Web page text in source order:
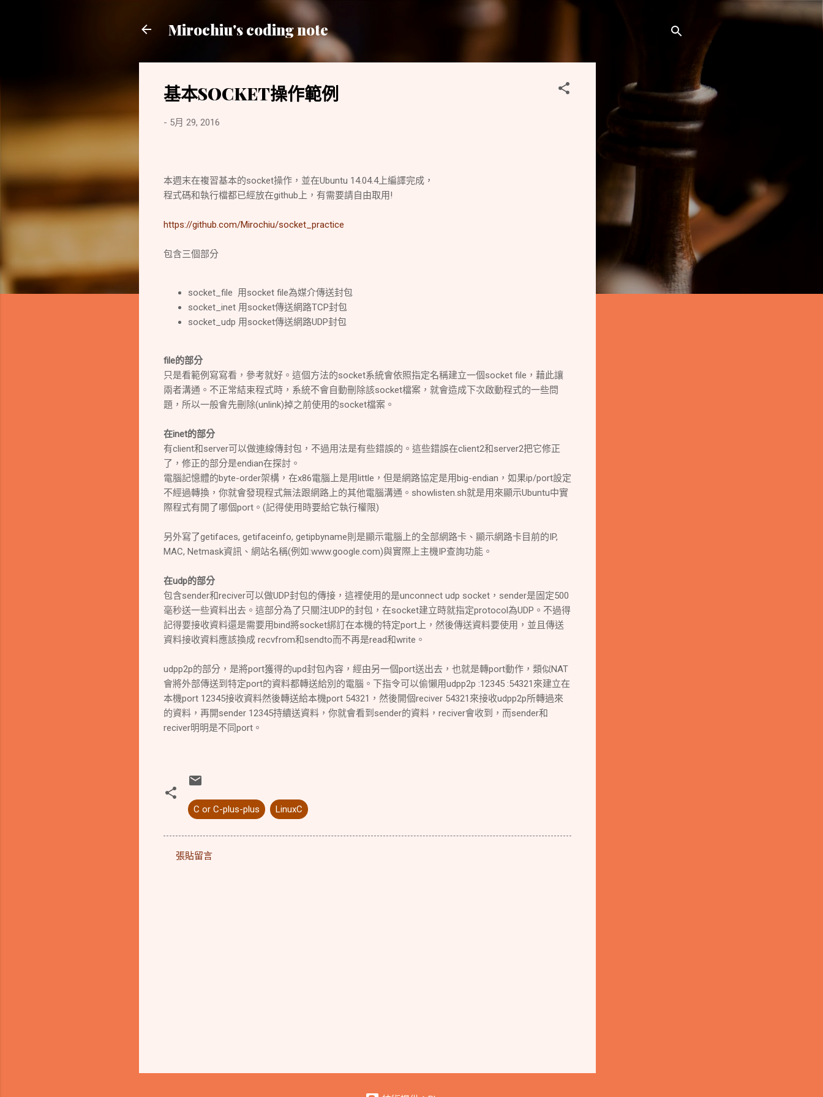
Mirochiu's coding note
基本SOCKET操作範例
- 5月 29, 2016
本週末在複習基本的socket操作，並在Ubuntu 14.04.4上編譯完成，
程式碼和執行檔都已經放在github上，有需要請自由取用!
https://github.com/Mirochiu/socket_practice
包含三個部分
socket_file 用socket file為媒介傳送封包
socket_inet 用socket傳送網路TCP封包
socket_udp 用socket傳送網路UDP封包
file的部分
只是看範例寫寫看，參考就好。這個方法的socket系統會依照指定名稱建立一個socket file，藉此讓
兩者溝通。不正常結束程式時，系統不會自動刪除該socket檔案，就會造成下次啟動程式的一些問
題，所以一般會先刪除(unlink)掉之前使用的socket檔案。
在inet的部分
有client和server可以做連線傳封包，不過用法是有些錯誤的。這些錯誤在client2和server2把它修正
了，修正的部分是endian在探討。
電腦記憶體的byte-order架構，在x86電腦上是用little，但是網路協定是用big-endian，如果ip/port設定
不經過轉換，你就會發現程式無法跟網路上的其他電腦溝通。showlisten.sh就是用來顯示Ubuntu中實
際程式有開了哪個port。(記得使用時要給它執行權限)
另外寫了getifaces, getifaceinfo, getipbyname則是顯示電腦上的全部網路卡、顯示網路卡目前的IP,
MAC, Netmask資訊、網站名稱(例如:www.google.com)與實際上主機IP查詢功能。
在udp的部分
包含sender和reciver可以做UDP封包的傳接，這裡使用的是unconnect udp socket，sender是固定500
毫秒送一些資料出去。這部分為了只關注UDP的封包，在socket建立時就指定protocol為UDP。不過得
記得要接收資料還是需要用bind將socket綁訂在本機的特定port上，然後傳送資料要使用，並且傳送
資料接收資料應該換成 recvfrom和sendto而不再是read和write。
udpp2p的部分，是將port獲得的upd封包內容，經由另一個port送出去，也就是轉port動作，類似NAT
會將外部傳送到特定port的資料都轉送給別的電腦。下指令可以偷懶用udpp2p :12345 :54321來建立在
本機port 12345接收資料然後轉送給本機port 54321，然後開個reciver 54321來接收udpp2p所轉過來
的資料，再開sender 12345持續送資料，你就會看到sender的資料，reciver會收到，而sender和
reciver明明是不同port。
C or C-plus-plus LinuxC
張貼留言